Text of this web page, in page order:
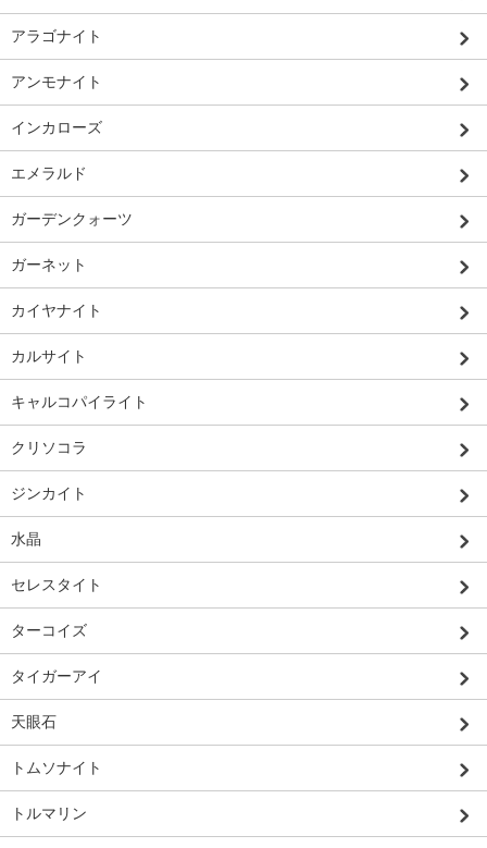
アラゴナイト
アンモナイト
インカローズ
エメラルド
ガーデンクォーツ
ガーネット
カイヤナイト
カルサイト
キャルコパイライト
クリソコラ
ジンカイト
水晶
セレスタイト
ターコイズ
タイガーアイ
天眼石
トムソナイト
トルマリン